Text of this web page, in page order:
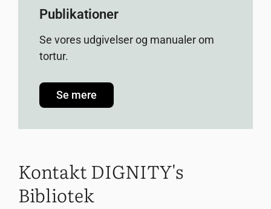
Publikationer
Se vores udgivelser og manualer om
tortur.
Se mere
Kontakt DIGNITY's
Bibliotek